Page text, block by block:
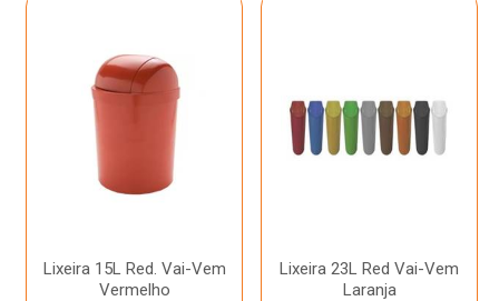
Lixeira 15L Red. Vai-Vem
Vermelho
Lixeira 23L Red Vai-Vem
Laranja